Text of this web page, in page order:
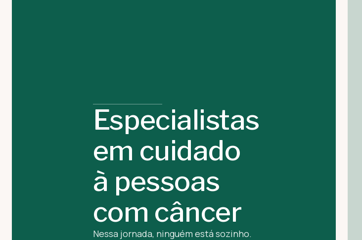
Especialistas
em cuidado
à pessoas
com câncer
Nessa jornada, ninguém está sozinho.